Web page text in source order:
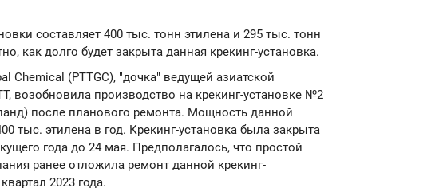
составляет 400 тыс. тонн этилена и 295 тыс. тонн
как долго будет закрыта данная крекинг-установка.
Chemical (PTTGC), "дочка" ведущей азиатской
возобновила производство на крекинг-установке №2
после планового ремонта. Мощность данной
тыс. этилена в год. Крекинг-установка была закрыта
года до 24 мая. Предполагалось, что простой
ранее отложила ремонт данной крекинг-
2023 года.